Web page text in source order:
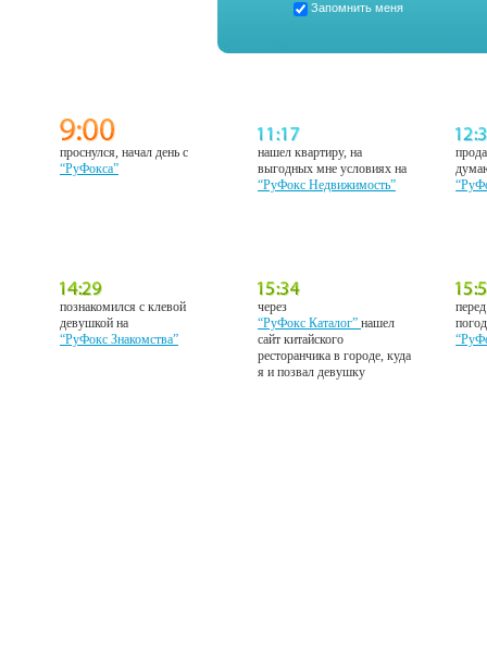
Запомнить меня
проснулся, начал день с
“РуФокса”
нашел квартиру, на
выгодных мне условиях на
“РуФокс Недвижимость”
познакомился с клевой
девушкой на
“РуФокс Знакомства”
через
“РуФокс Каталог”нашел
сайт китайского
ресторанчика в городе, куда
я и позвал девушку